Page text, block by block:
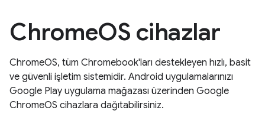
ChromeOS cihazlar
ChromeOS, tüm Chromebook'ları destekleyen hızlı, basit
ve güvenli işletim sistemidir. Android uygulamalarınızı
Google Play uygulama mağazası üzerinden Google
ChromeOS cihazlara dağıtabilirsiniz.